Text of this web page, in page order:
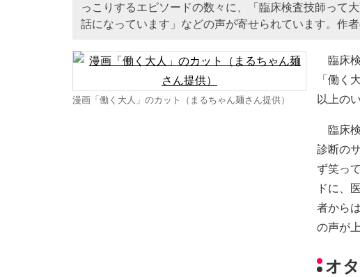
っこりするエピソードの数々に、「臨床検査技師って
話になっています」などの声が寄せられています。作
漫画「働く大人」のカット（まるちゃん麺さん提供）
臨床検
「働く
以上の
臨床検
診断の
ず笑っ
ドに、
者から
の声が
オ